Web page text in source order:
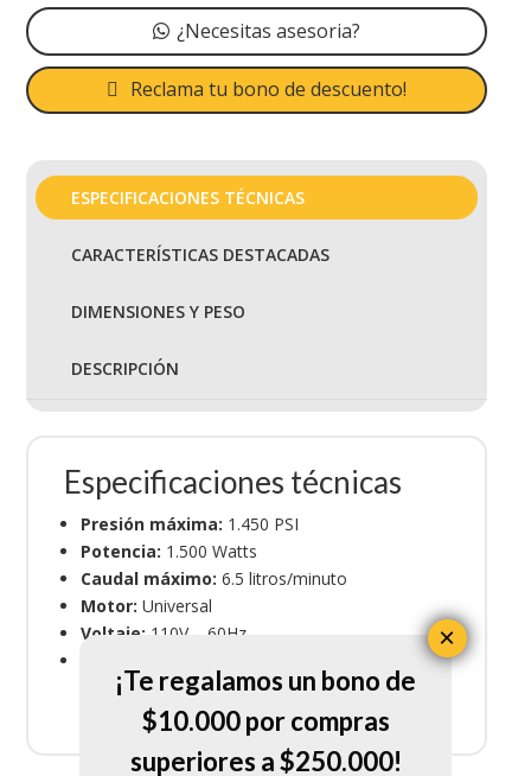
¿Necesitas asesoria?
Reclama tu bono de descuento!
ESPECIFICACIONES TÉCNICAS
CARACTERÍSTICAS DESTACADAS
DIMENSIONES Y PESO
DESCRIPCIÓN
Especificaciones técnicas
Presión máxima: 1.450 PSI
Potencia: 1.500 Watts
Caudal máximo: 6.5 litros/minuto
Motor: Universal
Voltaje: 110V – 60Hz
Residencial y profesional
ocasional
¡Te regalamos un bono de
$10.000 por compras
superiores a $250.000!
×